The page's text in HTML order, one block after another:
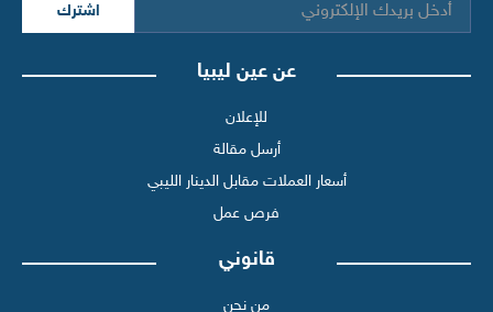
اشترك
عن عين ليبيا
للإعلان
أرسل مقالة
أسعار العملات مقابل الدينار الليبي
فرص عمل
قانوني
من نحن